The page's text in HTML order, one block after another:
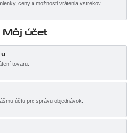
ceny a možnosti vrátenia vstrekov.
Môj účet
tovaru.
účtu pre správu objednávok.